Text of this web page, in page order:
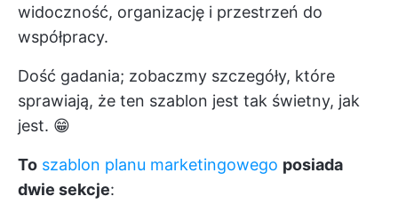
widoczność, organizację i przestrzeń do
współpracy.
Dość gadania; zobaczmy szczegóły, które
sprawiają, że ten szablon jest tak świetny, jak
jest. 😁
To szablon planu marketingowego posiada
dwie sekcje: